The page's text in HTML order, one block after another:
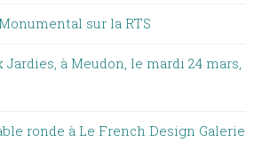
sur la RTS
à Meudon, le mardi 24 mars,
ronde à Le French Design Galerie